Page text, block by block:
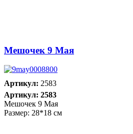
Мешочек 9 Мая
Артикул: 2583
Артикул: 2583
Мешочек 9 Мая
Размер: 28*18 см